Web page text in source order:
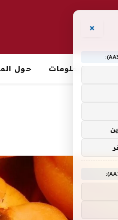
معلومات حول
×